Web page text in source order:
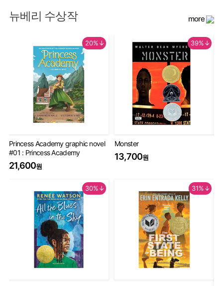
뉴베리 수상작 more
20%↓
Princess Academy graphic novel
#01 : Princess Academy
21,600원
39%↓
Monster
13,700원
30%↓ 31%↓